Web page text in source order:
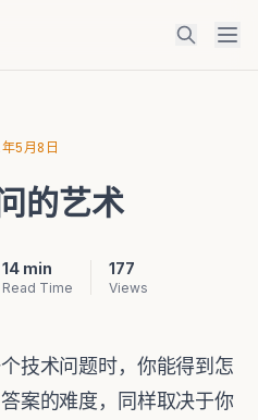
5月8日
的艺术
14 min
Read Time
177
Views
技术问题时，你能得到怎
案的难度，同样取决于你